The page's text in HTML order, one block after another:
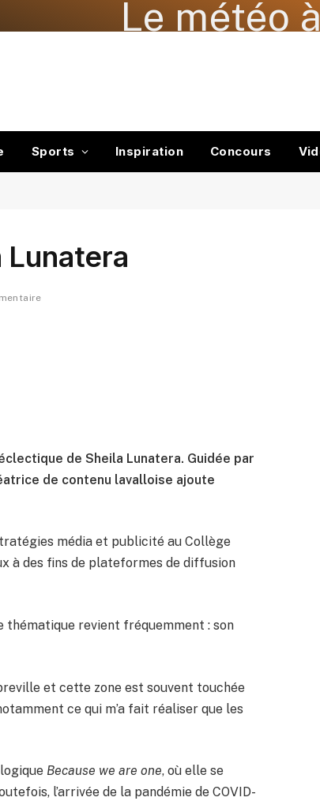
Le météo
Sports Inspiration Concours
Lunatera
de Sheila Lunatera. Guidée par
de contenu lavalloise ajoute
média et publicité au Collège
à des fins de plateformes de diffusion
thématique revient fréquemment : son
et cette zone est souvent touchée
ce qui m’a fait réaliser que les
Because we are one, où elle se
l’arrivée de la pandémie de COVID-